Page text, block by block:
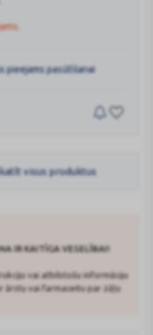
pieejams pasūtīšanai
visus produktus
IR KAITĪGA VESELĪBAI!
vai atbilstošu informāciju
ārstu vai farmaceitu par zāļu